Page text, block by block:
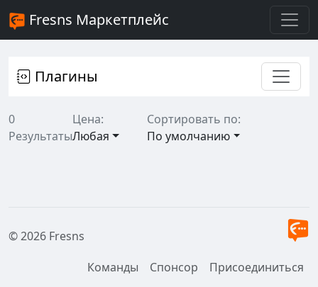
Fresns Маркетплейс
Плагины
0
Результаты
Цена:
Любая
Сортировать по:
По умолчанию
© 2026 Fresns
Команды
Спонсор
Присоединиться